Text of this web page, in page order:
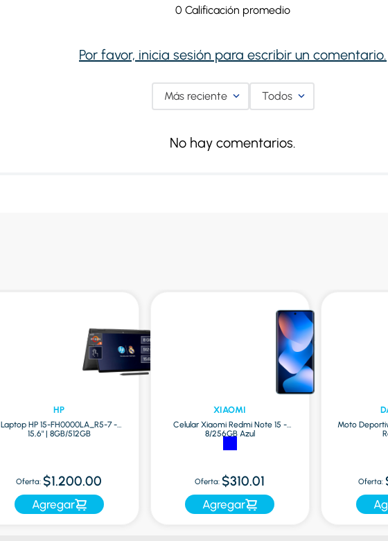
0 Calificación promedio
Por favor, inicia sesión para escribir un comentario.
Más reciente Todos
No hay comentarios.
HP
Laptop HP 15-FH0000LA_R5-7 -
15,6" | 8GB/512GB
Oferta: $1.200.00
Agregar
XIAOMI
Celular Xiaomi Redmi Note 15 -
8/256GB Azul
Oferta: $310.01
Agregar
Moto
Oferta: